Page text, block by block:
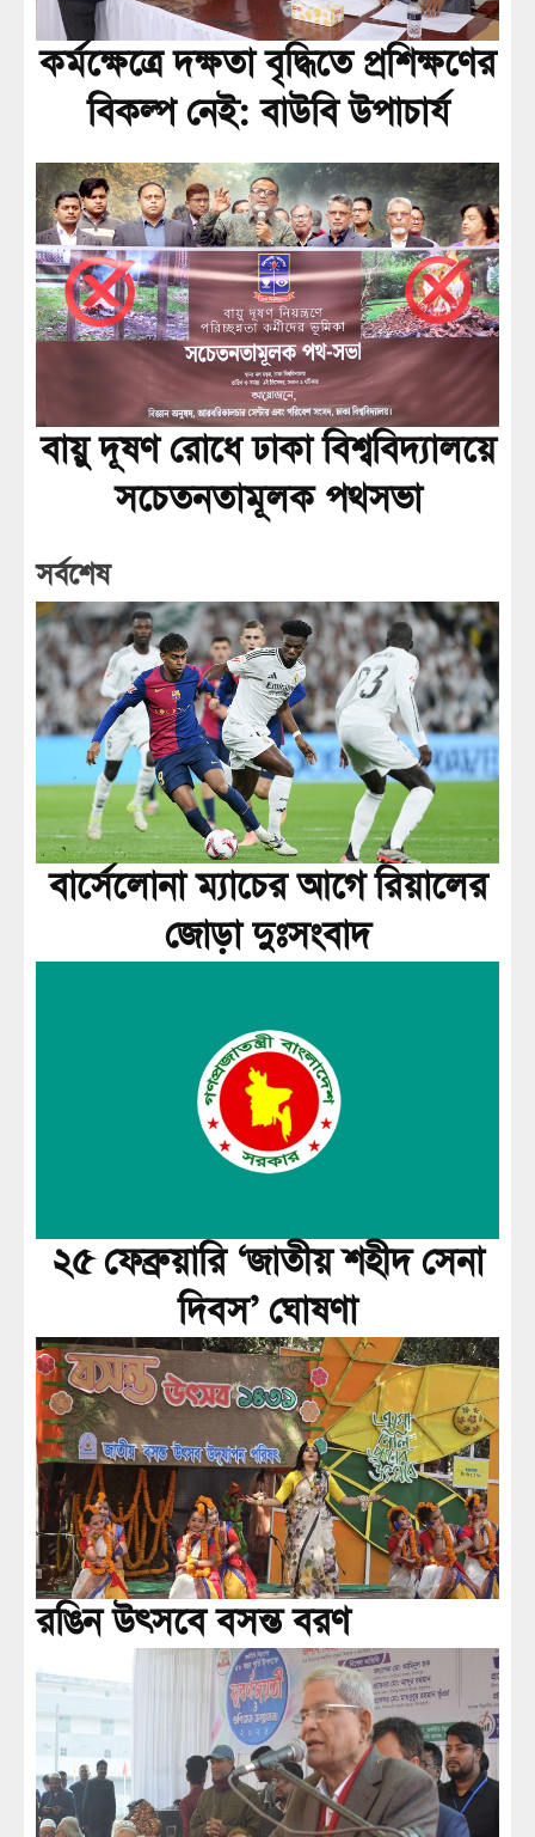
কর্মক্ষেত্রে দক্ষতা বৃদ্ধিতে প্রশিক্ষণের
বিকল্প নেই: বাউবি উপাচার্য
বায়ু দূষণ রোধে ঢাকা বিশ্ববিদ্যালয়ে
সচেতনতামূলক পথসভা
সর্বশেষ
বার্সেলোনা ম্যাচের আগে রিয়ালের
জোড়া দুঃসংবাদ
২৫ ফেব্রুয়ারি ‘জাতীয় শহীদ সেনা
দিবস’ ঘোষণা
রঙিন উৎসবে বসন্ত বরণ